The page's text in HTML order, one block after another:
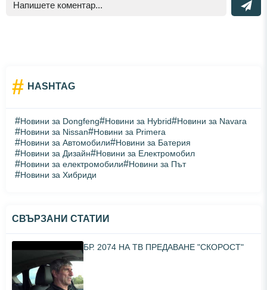
# HASHTAG
#Новини за Dongfeng#Новини за Hybrid#Новини за Navara
#Новини за Nissan#Новини за Primera
#Новини за Автомобили#Новини за Батерия
#Новини за Дизайн#Новини за Електромобил
#Новини за електромобили#Новини за Път
#Новини за Хибриди
СВЪРЗАНИ СТАТИИ
БР. 2074 НА ТВ ПРЕДАВАНЕ "СКОРОСТ"